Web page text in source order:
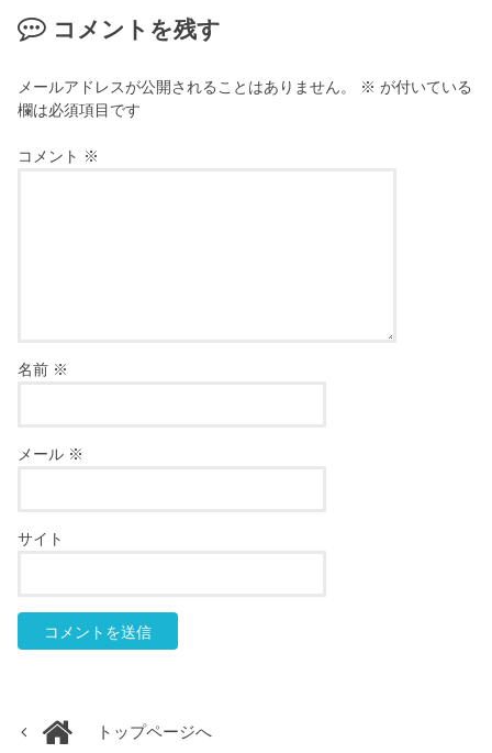
コメントを残す
メールアドレスが公開されることはありません。 ※ が付いている
欄は必須項目です
コメント ※
名前 ※
メール ※
サイト
トップページへ